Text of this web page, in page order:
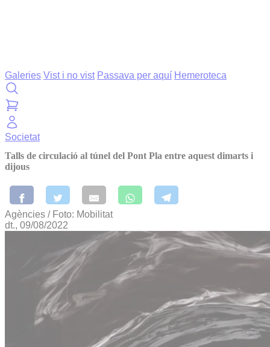
Galeries Vist i no vist Passava per aquí Hemeroteca
Societat
Talls de circulació al túnel del Pont Pla entre aquest dimarts i
dijous
Agències / Foto: Mobilitat
dt., 09/08/2022